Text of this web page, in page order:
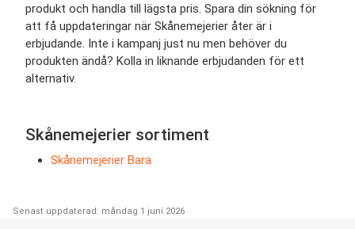
produkt och handla till lägsta pris. Spara din sökning för
att få uppdateringar när Skånemejerier åter är i
erbjudande. Inte i kampanj just nu men behöver du
produkten ändå? Kolla in liknande erbjudanden för ett
alternativ.
Skånemejerier sortiment
Skånemejerier Bara
Senast uppdaterad: måndag 1 juni 2026